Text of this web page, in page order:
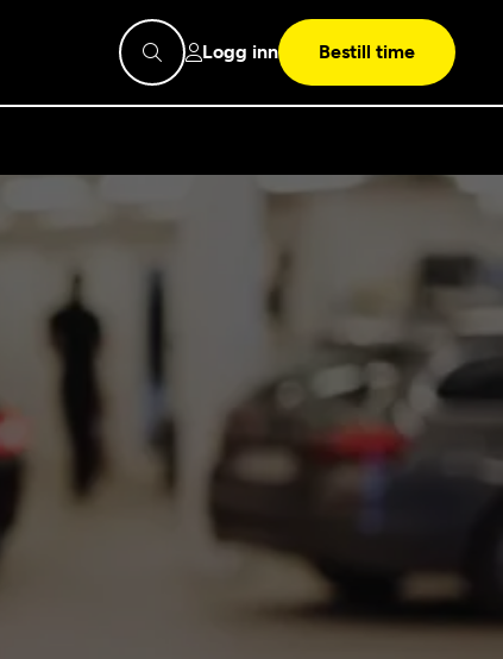
Mekonomen
Les mer
Mekonomen Fleet
Logg inn Bestill time